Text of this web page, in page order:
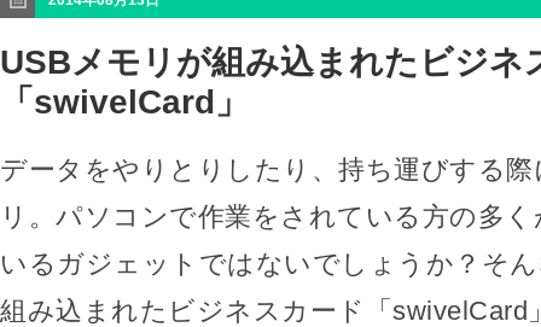
USBメモリが組み込まれたビジネ
「swivelCard」
データをやりとりしたり、持ち運びする
リ。パソコンで作業をされている方の多
いるガジェットではないでしょうか？そ
組み込まれたビジネスカード「swivelCard